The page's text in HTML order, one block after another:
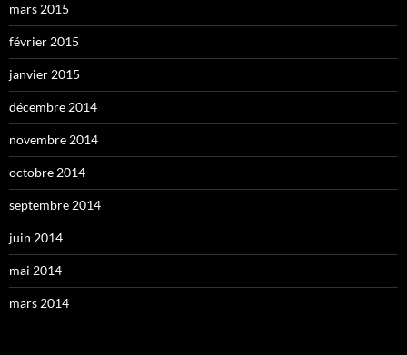
mars 2015
février 2015
janvier 2015
décembre 2014
novembre 2014
octobre 2014
septembre 2014
juin 2014
mai 2014
mars 2014